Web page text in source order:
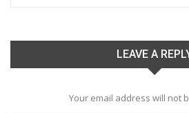
LEAVE A
Your email address will not